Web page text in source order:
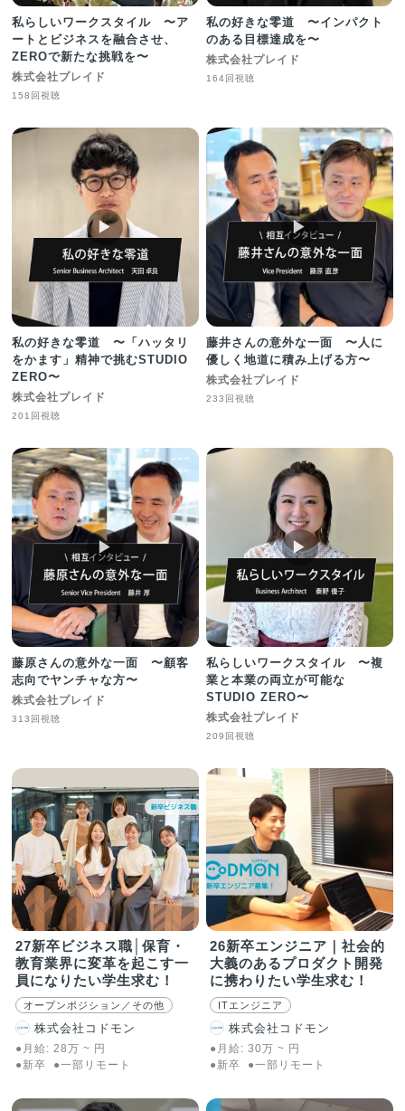
私らしいワークスタイル 〜ア
ートとビジネスを融合させ、
ZEROで新たな挑戦を〜
株式会社プレイド
158回視聴
私の好きな零道 〜インパクト
のある目標達成を〜
株式会社プレイド
164回視聴
▶︎
私の好きな零道 〜「ハッタリ
をかます」精神で挑むSTUDIO
ZERO〜
株式会社プレイド
201回視聴
▶︎
藤井さんの意外な一面 〜人に
優しく地道に積み上げる方〜
株式会社プレイド
233回視聴
▶︎
藤原さんの意外な一面 〜顧客
志向でヤンチャな方〜
株式会社プレイド
313回視聴
▶︎
私らしいワークスタイル 〜複
業と本業の両立が可能な
STUDIO ZERO〜
株式会社プレイド
209回視聴
27新卒ビジネス職│保育・
教育業界に変革を起こす一
員になりたい学生求む！
オープンポジション／その他
株式会社コドモン
●月給:28万 ~ 円
●新卒
●一部リモート
26新卒エンジニア｜社会的
大義のあるプロダクト開発
に携わりたい学生求む！
ITエンジニア
株式会社コドモン
●月給:30万 ~ 円
●新卒
●一部リモート